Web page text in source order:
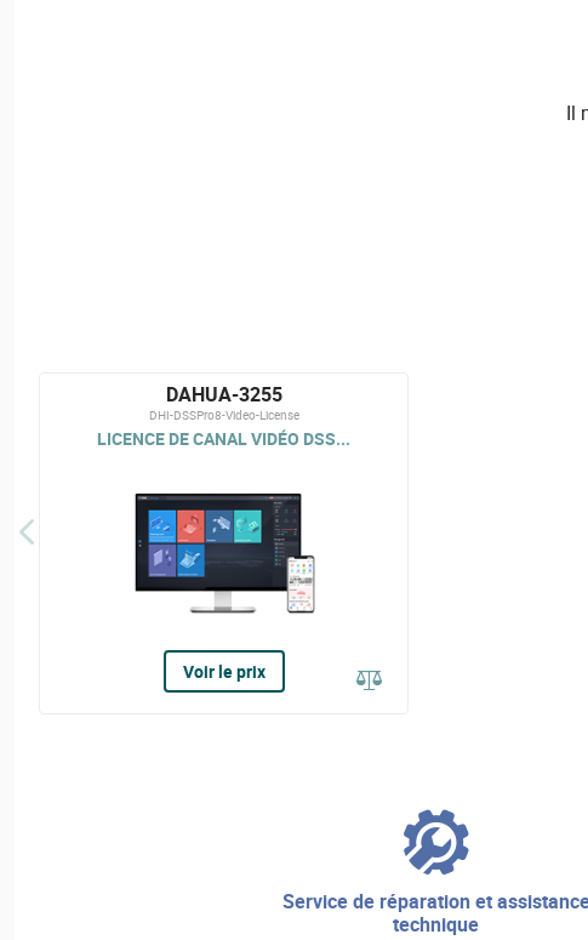
Il
DAHUA-3255
DHI-DSSPro8-Video-License
LICENCE DE CANAL VIDÉO DSS...
Voir le prix
service de réparation et assistance
technique